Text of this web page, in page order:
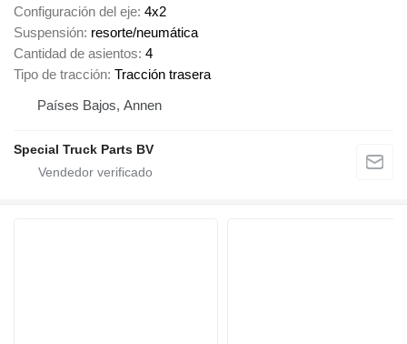
Configuración del eje 4x2
Suspensión resorte/neumática
Cantidad de asientos 4
Tipo de tracción Tracción trasera
Países Bajos, Annen
Special Truck Parts BV